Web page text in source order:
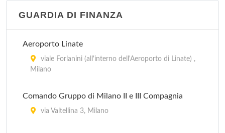
San Carlo
GUARDIA DI FINANZA
Aeroporto Linate
viale Forlanini (all'interno dell'Aeroporto di Linate) ,
Milano
Comando Gruppo di Milano II e III Compagnia
via Valtellina 3, Milano